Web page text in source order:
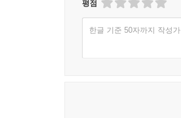
02_ Audio와 Video 예제
03_ 모두 합쳐넣기
평점
한글 기준 50자까지 작성